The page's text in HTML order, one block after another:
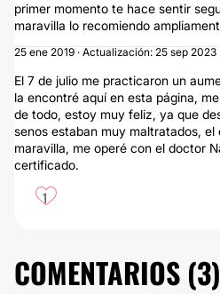
primer momento te hace sentir
maravilla lo recomiendo
25 ene 2019 · Actualización: 25 sep 2023
El 7 de julio me practicaron un
la encontré aquí en esta página,
de todo, estoy muy feliz, ya que
senos estaban muy maltratados, el
maravilla, me operé con el doctor
certificado.
1
COMENTARIOS (3)